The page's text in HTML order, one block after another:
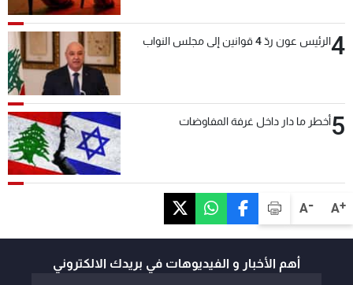
A+
A-
4الرئيس عون ردّ 4 قوانين إلى مجلس النواب
5أخطر ما دار داخل غرفة المفاوضات
أهم الأخبار و الفيديوهات في بريدك الالكتروني